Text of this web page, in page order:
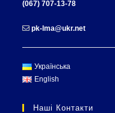
(067) 707-13-78
pk-lma@ukr.net
Українська
English
Наші Контакти